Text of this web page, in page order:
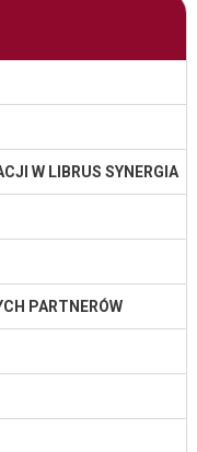
W LIBRUS SYNERGIA
PARTNERÓW